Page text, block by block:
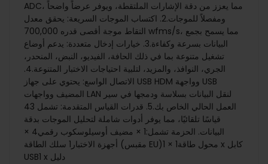
ADC، مما يعزز من دقة الإشارات الملتقطة، ويوفر عرضاً واضحاً
ومفصلاً للموجات.2. اكتساب الموجات السريعة: يحقق معدل
التقاط موجة أقصى قدره 700,000 wfms/s، مما يسمح بجمع
البيانات بسرعة وكفاءة.3. خيارات إدخال متعددة: يدعم أوضاع
تشغيل متنوعة بما في ذلك الحافة، الفيديو، النبض، المنحدر،
الجري، النوافذ، والمزيد، لتلبية احتياجات الاختبار المتنوعة.4.
الاتصال الواسع: يحتوي على جهاز USB HDM وواجهة USB
المضيف وواجهات LAN لنقل البيانات بسلاسة ودمجها في سير
العمل الحالي الخاص بك.5. قدرات القياس المتقدمة: تشمل 43
قياسًا تلقائيًا، مما يوفر أدوات شاملة لتحليل الموجات بدقة
البيانات. الحزمة تشمل:1 × مضيف أوسيلوسكوب رقمي4 ×
أجهزة الاختبار1 سلك الطاقة (مقبس EU)1 × محول طاقة1 x كابل
USB1 x دليل